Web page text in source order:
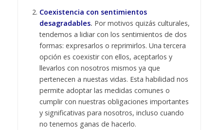
Coexistencia con sentimientos
desagradables. Por motivos quizás culturales,
tendemos a lidiar con los sentimientos de dos
formas: expresarlos o reprimirlos. Una tercera
opción es coexistir con ellos, aceptarlos y
llevarlos con nosotros mismos ya que
pertenecen a nuestas vidas. Esta habilidad nos
permite adoptar las medidas comunes o
cumplir con nuestras obligaciones importantes
y significativas para nosotros, incluso cuando
no tenemos ganas de hacerlo.